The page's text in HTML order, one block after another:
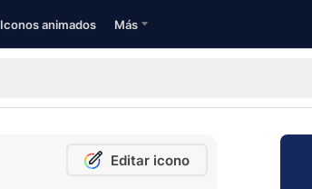
Iconos animados Más
Editar icono